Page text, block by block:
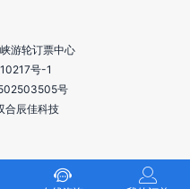
游轮订票中心
号-1
号
合辰佳科技
 